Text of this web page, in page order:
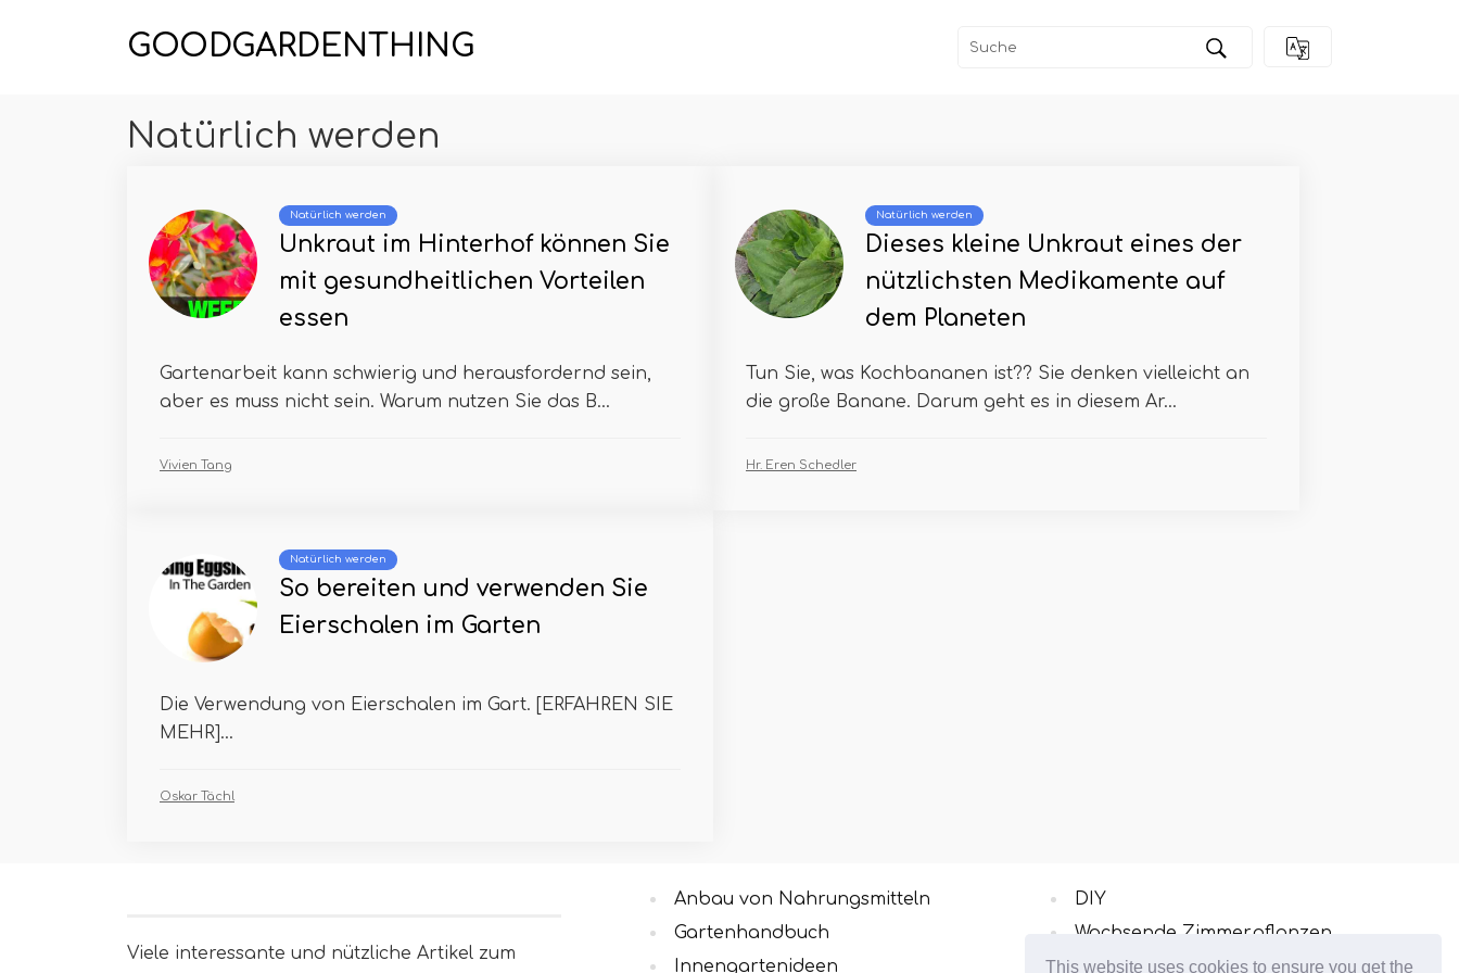
This website uses cookies to ensure you get the
GOODGARDENTHING
Natürlich werden
Natürlich werden
Unkraut im Hinterhof können Sie
mit gesundheitlichen Vorteilen
essen
Gartenarbeit kann schwierig und herausfordernd sein,
aber es muss nicht sein. Warum nutzen Sie das B...
Vivien Tang
Natürlich werden
Dieses kleine Unkraut eines der
nützlichsten Medikamente auf
dem Planeten
Tun Sie, was Kochbananen ist?? Sie denken vielleicht an
die große Banane. Darum geht es in diesem Ar...
Hr. Eren Schedler
Natürlich werden
So bereiten und verwenden Sie
Eierschalen im Garten
Die Verwendung von Eierschalen im Gart. [ERFAHREN SIE
MEHR]...
Oskar Tächl
Viele interessante und nützliche Artikel zum
Anbau von Nahrungsmitteln
Gartenhandbuch
Innengartenideen
DIY
Wachsende Zimmerpflanzen
Balkongärtung